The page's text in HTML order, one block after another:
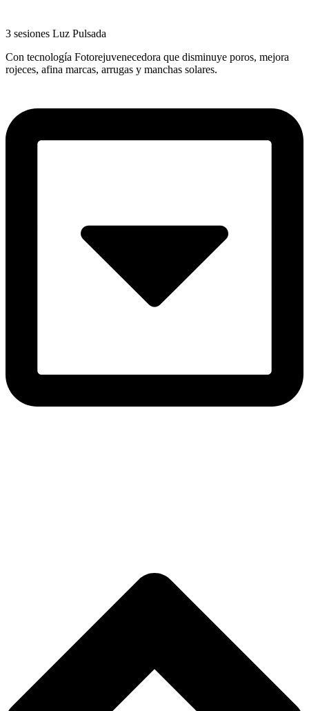
3 sesiones Luz Pulsada
Con tecnología Fotorejuvenecedora que disminuye poros, mejora
rojeces, afina marcas, arrugas y manchas solares.